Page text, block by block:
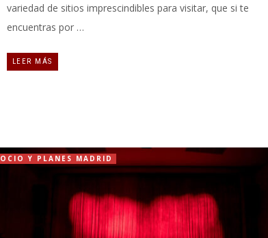
variedad de sitios imprescindibles para visitar, que si te
encuentras por …
LEER MÁS
OCIO Y PLANES MADRID